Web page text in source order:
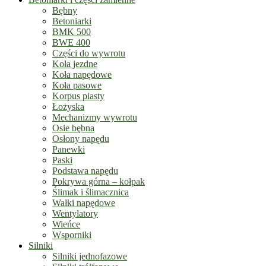
Bębny
Betoniarki
BMK 500
BWE 400
Części do wywrotu
Koła jezdne
Koła napędowe
Koła pasowe
Korpus piasty
Łożyska
Mechanizmy wywrotu
Osie bębna
Osłony napędu
Panewki
Paski
Podstawa napędu
Pokrywa górna – kołpak
Ślimak i ślimacznica
Wałki napędowe
Wentylatory
Wieńce
Wsporniki
Silniki
Silniki jednofazowe